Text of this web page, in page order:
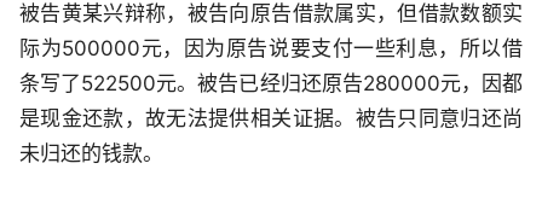
被告黄某兴辩称，被告向原告借款属实，但借款数额实
际为500000元，因为原告说要支付一些利息，所以借
条写了522500元。被告已经归还原告280000元，因都
是现金还款，故无法提供相关证据。被告只同意归还尚
未归还的钱款。